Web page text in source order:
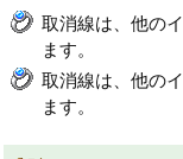
取消線は、他の
ます。
取消線は、他の
ます。